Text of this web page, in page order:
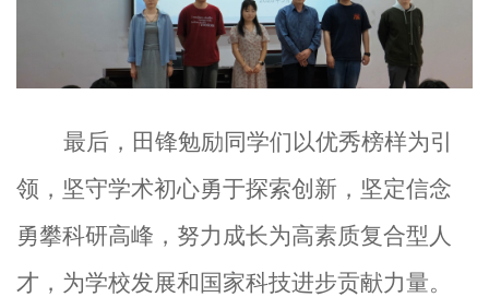
最后， 田锋勉励同学们以优秀榜样为引
领，坚守学术初心勇于探索创新 ， 坚定信念
勇攀科研高峰，努力成长为高素质复合型人
才，为学校发展和国家科技进步贡献力量。